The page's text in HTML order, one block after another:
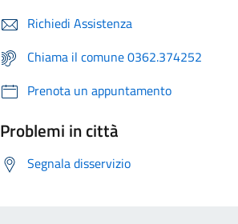
Richiedi Assistenza
Chiama il comune 0362.374252
Prenota un appuntamento
Problemi in città
Segnala disservizio